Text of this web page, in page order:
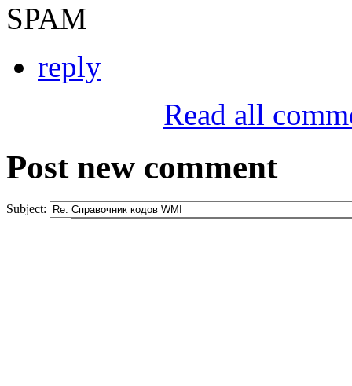
SPAM
reply
Read all
Post new comment
Subject: